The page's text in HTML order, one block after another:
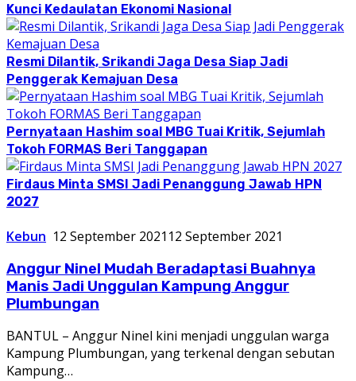
Kunci Kedaulatan Ekonomi Nasional
Resmi Dilantik, Srikandi Jaga Desa Siap Jadi
Penggerak Kemajuan Desa
Pernyataan Hashim soal MBG Tuai Kritik, Sejumlah
Tokoh FORMAS Beri Tanggapan
Firdaus Minta SMSI Jadi Penanggung Jawab HPN
2027
Kebun 12 September 2021 12 September 2021
Anggur Ninel Mudah Beradaptasi Buahnya
Manis Jadi Unggulan Kampung Anggur
Plumbungan
BANTUL – Anggur Ninel kini menjadi unggulan warga
Kampung Plumbungan, yang terkenal dengan sebutan
Kampung…